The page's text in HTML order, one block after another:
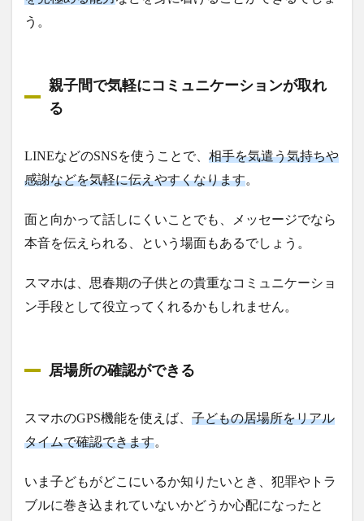
う。
親子間で気軽にコミュニケーションが取れ
る
LINEなどのSNSを使うことで、 相手を気遣う気持ちや
感謝などを気軽に伝えやすくなります。
面と向かって話しにくいことでも、メッセージでなら
本音を伝えられる、という場面もあるでしょう。
スマホは、思春期の子供との貴重なコミュニケーショ
ン手段として役立ってくれるかもしれません。
居場所の確認ができる
スマホのGPS機能を使えば、 子どもの居場所をリアル
タイムで確認できます。
いま子どもがどこにいるか知りたいとき、犯罪やトラ
ブルに巻き込まれていないかどうか心配になったと